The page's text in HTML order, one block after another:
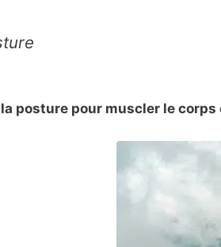
la posture pour muscler le